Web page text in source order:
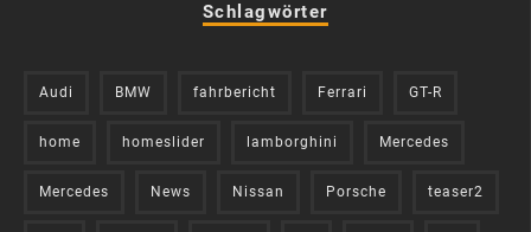
Schlagwörter
Audi BMW fahrbericht Ferrari GT-R
home homeslider lamborghini Mercedes
Mercedes News Nissan Porsche teaser2